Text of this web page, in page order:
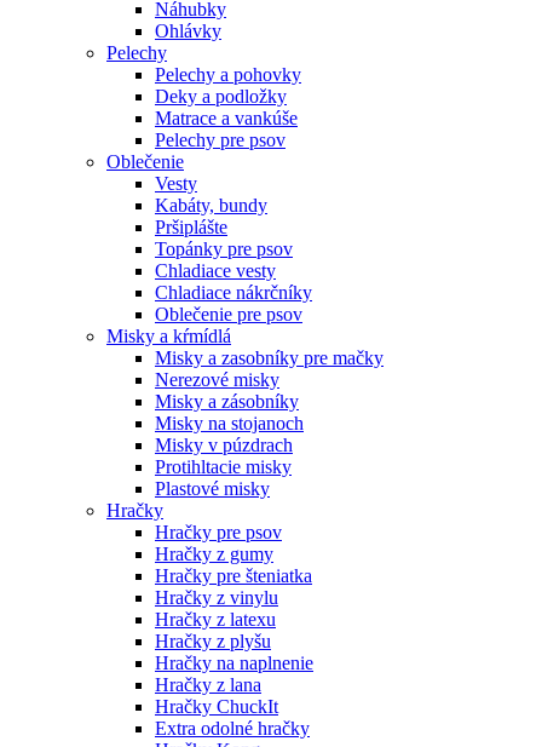
Náhubky
Ohlávky
Pelechy
Pelechy a pohovky
Deky a podložky
Matrace a vankúše
Pelechy pre psov
Oblečenie
Vesty
Kabáty, bundy
Pršiplášte
Topánky pre psov
Chladiace vesty
Chladiace nákrčníky
Oblečenie pre psov
Misky a kŕmídlá
Misky a zasobníky pre mačky
Nerezové misky
Misky a zásobníky
Misky na stojanoch
Misky v púzdrach
Protihltacie misky
Plastové misky
Hračky
Hračky pre psov
Hračky z gumy
Hračky pre šteniatka
Hračky z vinylu
Hračky z latexu
Hračky z plyšu
Hračky na naplnenie
Hračky z lana
Hračky ChuckIt
Extra odolné hračky